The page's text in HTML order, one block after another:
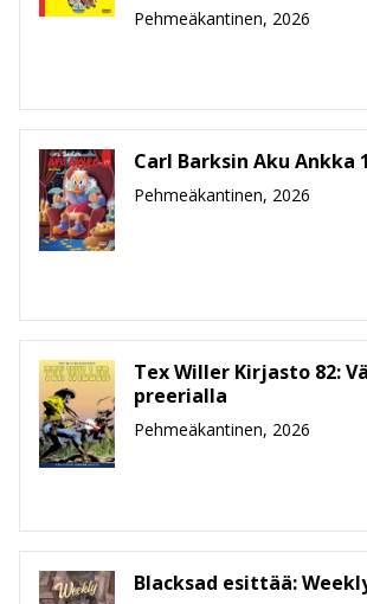
Pehmeäkantinen, 2026
Carl Barksin Aku Ankka
Pehmeäkantinen, 2026
Tex Willer Kirjasto 82:
preerialla
Pehmeäkantinen, 2026
Blacksad esittää: